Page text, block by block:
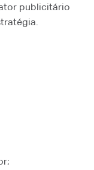
publicitário